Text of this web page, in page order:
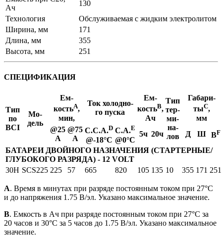
Ач
130
Технология
Обслуживаемая с жидким электролитом
Ширина, мм
171
Длина, мм
355
Высота, мм
251
СПЕЦИФИКАЦИЯ
Тип
по
BCI
Мо­
дель
Ем­
костьA,
мин,
Ток хо­лод­но­
го пус­ка
Ем­
костьB,
Ач
Тип
тер­
ми­
на­
лов
Га­ба­ри­
тыC,
мм
@25
A
@75
A
C.C.A.D
@-18°С
C.A.E
@0°С
5ч 20ч Д Ш ВF
БАТАРЕИ ДВОЙНОГО НАЗНАЧЕНИЯ (СТАРТЕРНЫЕ/
ГЛУБОКОГО РАЗРЯДА) - 12 VOLT
30H SCS225 225 57 665 820 105 135 10 355 171 251
А. Время в минутах при разряде постоянным током при 27°C
и до напряжения 1.75 В/эл. Указано максимальное значение.
B. Емкость в Ач при разряде постоянным током при 27°C за
20 часов и 30°C за 5 часов до 1.75 В/эл. Указано максимальное
значение.